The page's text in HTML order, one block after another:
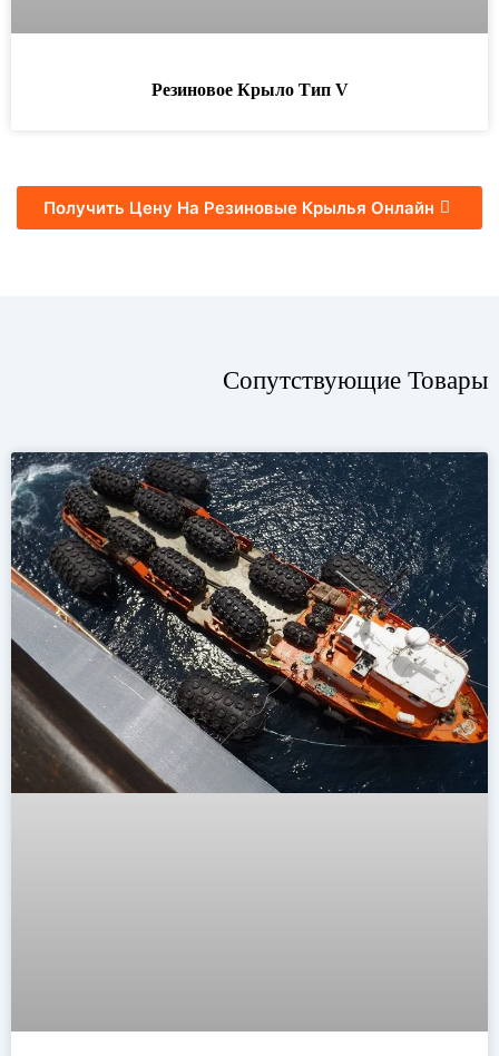
Резиновое Крыло Тип V
Получить Цену На Резиновые Крылья Онлайн
Сопутствующие Товары